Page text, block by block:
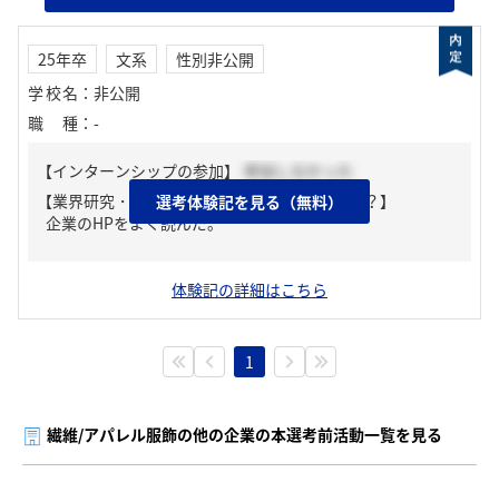
25年卒 文系
性別非公開
学校名 ： 非公開
職種 ： -
【インターンシップの参加】
参加しなかった
【業界研究・企業研究はどんな風にしましたか？】
企業のHPをよく読んだ。
選考体験記を見る（無料）
体験記の詳細はこちら
1
繊維/アパレル服飾の他の企業の本選考前活動一覧を見る